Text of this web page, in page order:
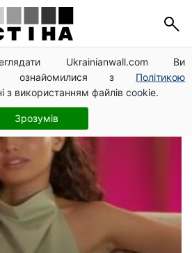
Ukrainianwall.com Ви
ознайомилися з Політикою
з використанням файлів cookie.
Зрозумів